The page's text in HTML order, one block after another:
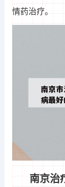
情药治疗。
南京治